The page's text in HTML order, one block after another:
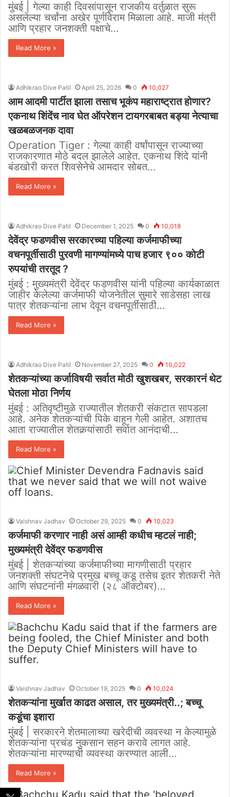
मुंबई | गेल्या काही दिवसांपासून राजकीय वर्तुळात सुरू
असलेल्या चर्चांना अखेर पूर्णविराम मिळाला आहे. माजी मंत्री
आणि प्रहार जनशक्ती पक्षाचे…
Read More »
Adhikrao Dive Patil April 25, 2026 0 10,027
आम आदमी पार्टीत झाला तसाच भूकंप महाराष्ट्रात होणार?
एकनाथ शिंदेंच नाव घेत ऑपरेशन टायगरबाबत बड्या नेत्याचा
खळबळजनक दावा
Operation Tiger : गेल्या काही वर्षांपासून राज्याच्या
राजकारणात मोठे बदल झालेले आहेत. एकनाथ शिंदे यांनी
बंडखोरी करत शिवसेनेचे आमदार सोबत…
Read More »
Adhikrao Dive Patil December 1, 2025 0 10,018
देवेंद्र फडणवीस सरकारच्या पहिल्या कर्जमाफीच्या
वचनपूर्तीसाठी पुरवणी मागण्यांमध्ये पाच हजार ९०० कोटी
रुपयांची तरतूद ?
मुंबई : मुख्यमंत्री देवेंद्र फडणवीस यांनी पहिल्या कार्यकाळात
जाहीर केलेल्या कर्जमाफी योजनेतील सुमारे साडेसहा लाख
पात्र शेतकऱ्यांना लाभ देवून वचनपूर्तीसाठी…
Read More »
Adhikrao Dive Patil November 27, 2025 0 10,022
शेतकऱ्यांच्या कर्जाविषयी सर्वात मोठी खुशखबर, सरकारनं थेट
घेतला मोठा निर्णय
मुंबई : अतिवृष्टीमुळे राज्यातील शेतकरी संकटात सापडला
आहे. अनेक शेतकऱ्यांची पिके वाहून गेली आहेत. अशातच
आता राज्यातील शेतकर्‍यांसाठी सर्वात आनंदाची…
Read More »
Vaishnav Jadhav October 29, 2025 0 10,023
कर्जमाफी करणार नाही असं आम्ही कधीच म्हटलं नाही;
मुख्यमंत्री देवेंद्र फडणवीस
मुंबई | शेतकऱ्यांच्या कर्जमाफीच्या मागणीसाठी प्रहार
जनशक्ती संघटनेचे प्रमुख बच्चू कडू तसेच इतर शेतकरी नेते
आणि संघटनांनी मंगळवारी (२८ ऑक्टोबर)…
Read More »
Vaishnav Jadhav October 19, 2025 0 10,024
शेतकऱ्यांना मुर्खात काढत असाल, तर मुख्यमंत्री..; बच्चू
कडूंचा इशारा
मुंबई | सरकारने शेतमालाच्या खरेदीची व्यवस्था न केल्यामुळे
शेतकऱ्यांना प्रचंड नुकसान सहन करावे लागत आहे.
शेतकऱ्यांना मारण्याची व्यवस्था करण्यात आली…
Read More »